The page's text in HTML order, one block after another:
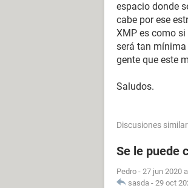
espacio donde
cabe por ese
XMP es como
será tan
gente que este
Saludos.
Discusiones
Se le puede
Pedro - 27 jun 2020
sasda - 29 oct